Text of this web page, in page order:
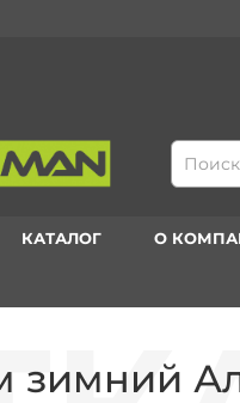
КАТАЛОГ О
зимний